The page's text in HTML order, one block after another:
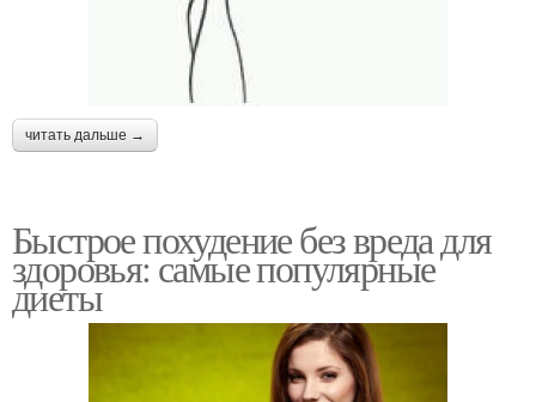
читать дальше →
Быстрое похудение без вреда для
здоровья: самые популярные
диеты